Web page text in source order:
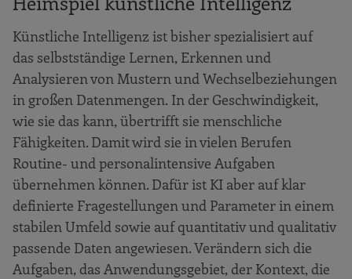
Künstliche Intelligenz ist bisher spezialisiert auf
das selbstständige Lernen, Erkennen und
Analysieren von Mustern und Wechselbeziehungen
in großen Datenmengen. In der Geschwindigkeit,
wie sie das kann, übertrifft sie menschliche
Fähigkeiten. Damit wird sie in vielen Berufen
Routine- und personalintensive Aufgaben
übernehmen können. Dafür ist KI aber auf klar
definierte Fragestellungen und Parameter in einem
stabilen Umfeld sowie auf quantitativ und qualitativ
passende Daten angewiesen. Verändern sich die
Aufgaben, das Anwendungsgebiet, der Kontext, die